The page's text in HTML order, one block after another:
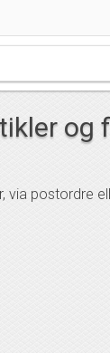
og
postordre